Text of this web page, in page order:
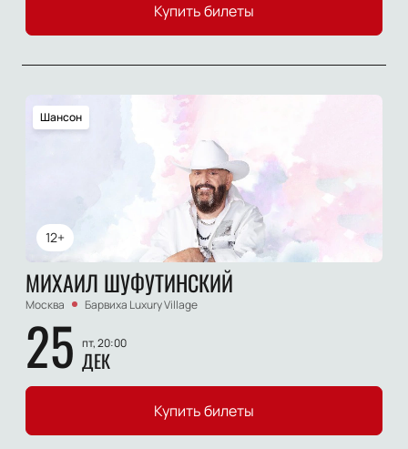
Купить билеты
12+
Шансон
МИХАИЛ ШУФУТИНСКИЙ
Москва Барвиха Luxury Village
25 пт, 20:00
ДЕК
Купить билеты